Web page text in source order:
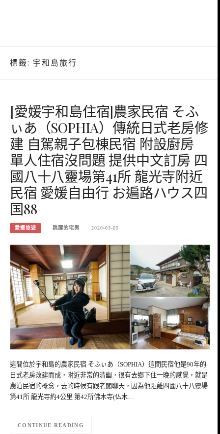
標籤: 宇和島旅行
[愛媛宇和島住宿]農家民宿 そふ
ぃあ（SOPHIA）傳統日式老房修
建 自駕親子包棟民宿 附設廚房
單人住宿沒問題 提供中文訂房 四
國八十八靈場第41所 龍光寺附近
民宿 愛媛自由行 お遍路ハウス四
国88
愛媛旅遊 跳躍的宅男 2020-03-05
這間位於宇和島的農家民宿 そふぃあ（SOPHIA）這間民宿他是90年的
日式老房改建而成，附近非常的清幽，很有去鄉下住一晚的感覺，就是
農泊民宿的概念，去的時候有跟老闆聊天，因為他距離四國八十八靈場
第41所 龍光寺約4公里 第42所佛木寺(仏木…
CONTINUE READING